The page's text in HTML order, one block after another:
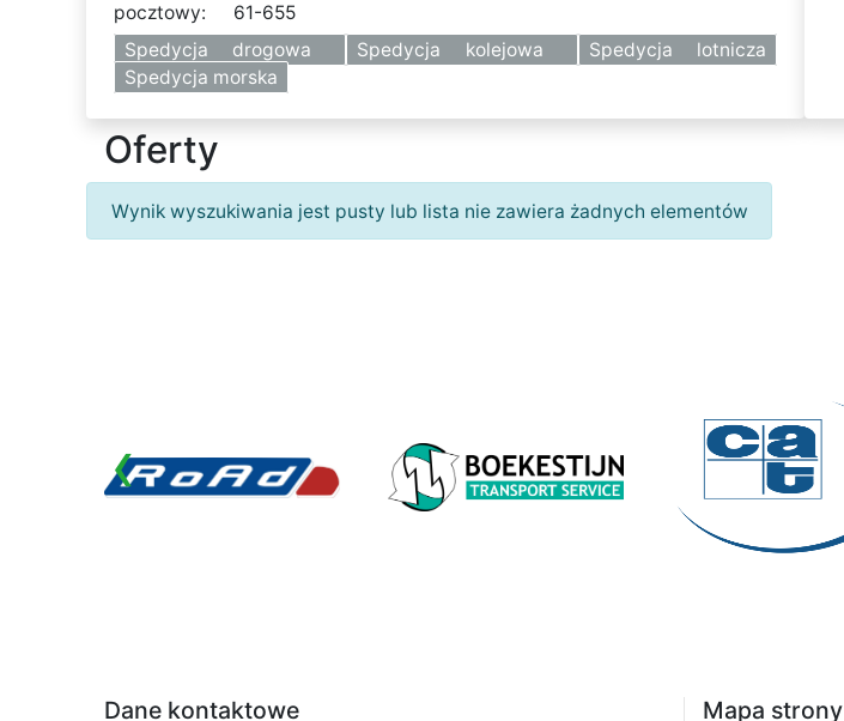
pocztowy:
61-655
Spedycja drogowa
Spedycja kolejowa
Spedycja lotnicza
Spedycja morska
Oferty
Wynik wyszukiwania jest pusty lub lista nie zawiera żadnych elementów
‹
Dane kontaktowe Mapa strony